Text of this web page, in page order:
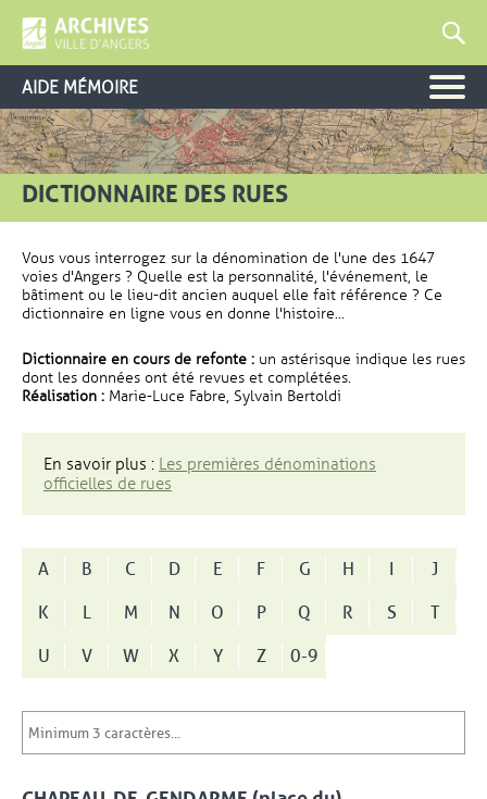
AIDE MÉMOIRE
DICTIONNAIRE DES RUES
Vous vous interrogez sur la dénomination de l'une des 1647
voies d'Angers ? Quelle est la personnalité, l'événement, le
bâtiment ou le lieu-dit ancien auquel elle fait référence ? Ce
dictionnaire en ligne vous en donne l'histoire...
Dictionnaire en cours de refonte : un astérisque indique les rues
dont les données ont été revues et complétées.
Réalisation : Marie-Luce Fabre, Sylvain Bertoldi
En savoir plus : Les premières dénominations
officielles de rues
A B C D E F G H I
J
K
L M N O P Q R S
T
U
V W X Y Z 0-9